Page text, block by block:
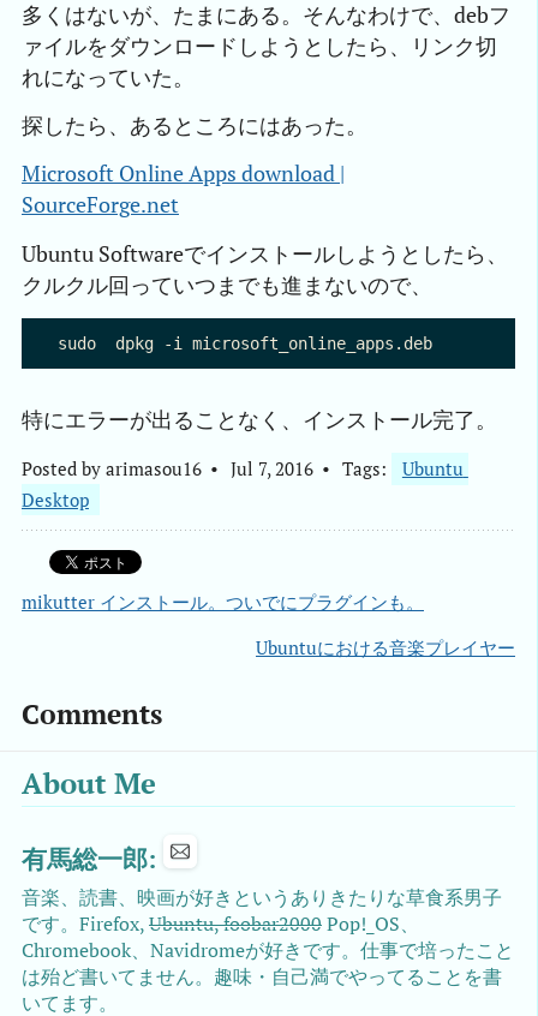
多くはないが、たまにある。そんなわけで、debフ
ァイルをダウンロードしようとしたら、リンク切
れになっていた。
探したら、あるところにはあった。
Microsoft Online Apps download |
SourceForge.net
Ubuntu Softwareでインストールしようとしたら、
クルクル回っていつまでも進まないので、
特にエラーが出ることなく、インストール完了。
Posted by arimasou16 Jul 7, 2016 Tags:
Ubuntu
Desktop
mikutter インストール。ついでにプラグインも。
Ubuntuにおける音楽プレイヤー
Comments
About Me
有馬総一郎:
音楽、読書、映画が好きというありきたりな草食系男子
です。Firefox,Ubuntu, foobar2000Pop!_OS、
Chromebook、Navidromeが好きです。仕事で培ったこと
は殆ど書いてません。趣味・自己満でやってることを書
いてます。